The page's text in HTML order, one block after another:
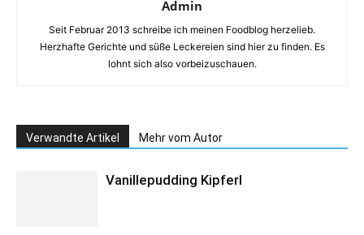
Admin
Seit Februar 2013 schreibe ich meinen Foodblog herzelieb.
Herzhafte Gerichte und süße Leckereien sind hier zu finden. Es
lohnt sich also vorbeizuschauen.
Verwandte Artikel Mehr vom Autor
Vanillepudding Kipferl